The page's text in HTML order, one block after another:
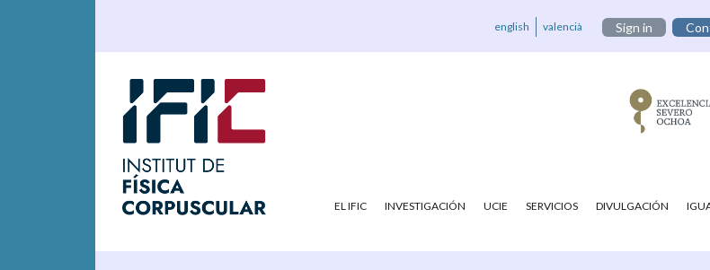
english valencià Sign in
EL IFIC INVESTIGACIÓN UCIE SERVICIOS DIVULGACIÓN